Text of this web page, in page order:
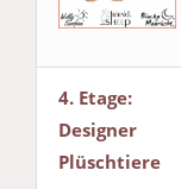
4. Etage:
Designer
Plüschtiere